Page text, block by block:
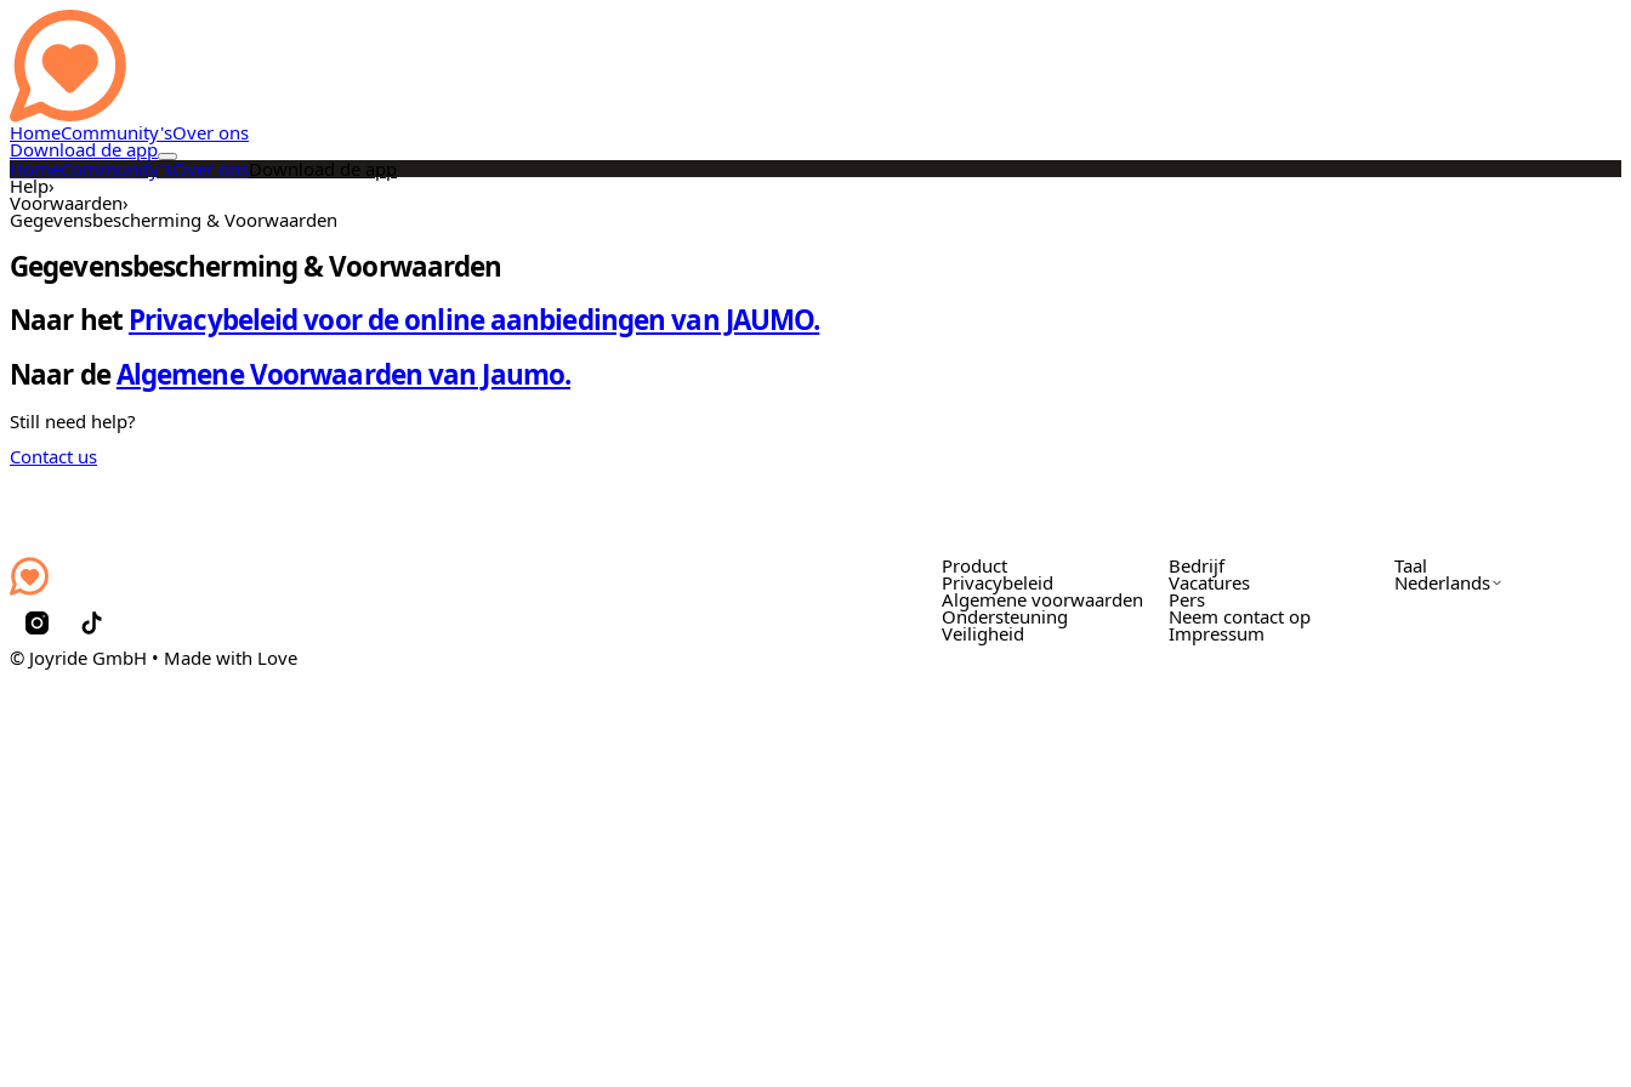
HomeCommunity'sOver ons
Download de app
HomeCommunity'sOver onsDownload de app
Help›
Voorwaarden›
Gegevensbescherming & Voorwaarden
Gegevensbescherming & Voorwaarden
Naar het Privacybeleid voor de online aanbiedingen van JAUMO.
Naar deAlgemene Voorwaarden van Jaumo.
Still need help?
Contact us
© Joyride GmbH • Made with Love
Product
Privacybeleid
Algemene voorwaarden
Ondersteuning
Veiligheid
Bedrijf
Vacatures
Pers
Neem contact op
Impressum
Taal
Nederlands